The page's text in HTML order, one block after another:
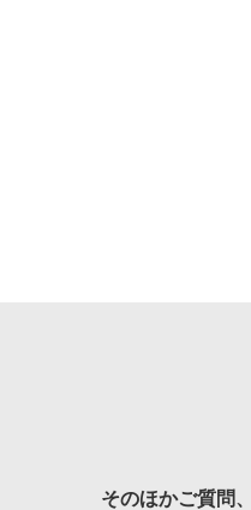
そのほかご質問